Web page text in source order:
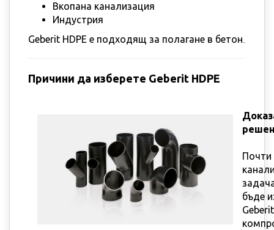
Вкопана канализация
Индустрия
Geberit HDPE е подходящ за полагане в бетон.
Причини да изберете Geberit HDPE
Почти
бъде